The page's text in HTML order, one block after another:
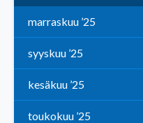
marraskuu ’25
syyskuu ’25
kesäkuu ’25
toukokuu ’25